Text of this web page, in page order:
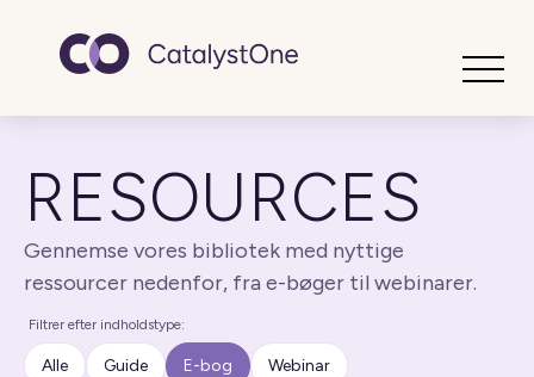
RESOURCES
Gennemse vores bibliotek med nyttige
ressourcer nedenfor, fra e-bøger til webinarer.
Filtrer efter indholdstype:
Alle Guide E-bog Webinar